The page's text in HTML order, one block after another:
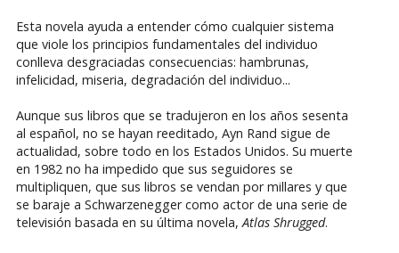
Esta novela ayuda a entender cómo cualquier sistema
que viole los principios fundamentales del individuo
conlleva desgraciadas consecuencias: hambrunas,
infelicidad, miseria, degradación del individuo...
Aunque sus libros que se tradujeron en los años sesenta
al español, no se hayan reeditado, Ayn Rand sigue de
actualidad, sobre todo en los Estados Unidos. Su muerte
en 1982 no ha impedido que sus seguidores se
multipliquen, que sus libros se vendan por millares y que
se baraje a Schwarzenegger como actor de una serie de
televisión basada en su última novela, Atlas Shrugged.